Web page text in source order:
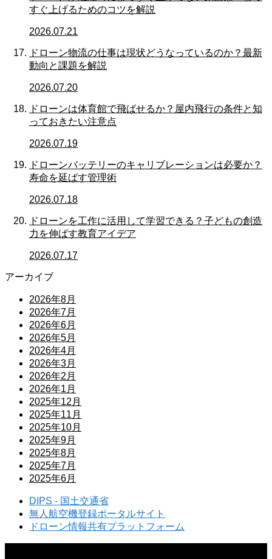
すぐ上げるためのコツを解説
2026.07.21
ドローン物流の仕事は現状どうなっているのか？最新
動向と課題を解説
2026.07.20
ドローンは体育館で飛ばせるか？屋内飛行の条件と知
っておきたい注意点
2026.07.19
ドローンバッテリーのキャリブレーションは必要か？
寿命を延ばす管理術
2026.07.18
ドローンを工作に活用して学習できる？子どもの創造
力を伸ばす教育アイデア
2026.07.17
アーカイブ
2026年8月
2026年7月
2026年6月
2026年5月
2026年4月
2026年3月
2026年2月
2026年1月
2025年12月
2025年11月
2025年10月
2025年9月
2025年8月
2025年7月
2025年6月
DIPS - 国土交通省
無人航空機登録ポータルサイト
ドローン情報共有プラットフォーム